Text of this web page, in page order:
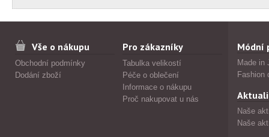
Vše o nákupu
Obchodní podmínky
Dodání zboží
Pro zákazníky
Tabulka velikostí
Péče o oblečení
Informace o nákupu
Proč nakupovat u nás
Módní
Made in
Fashion
Naše
Naše